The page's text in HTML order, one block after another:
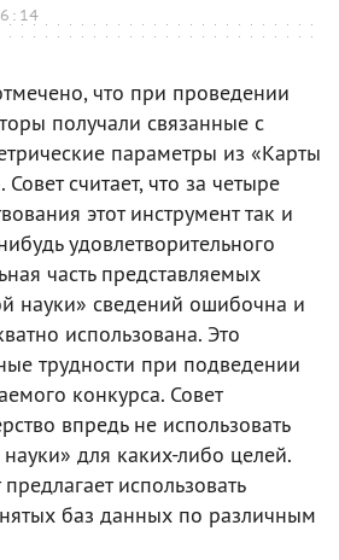
что при проведении
получали связанные с
параметры из «Карты
считает, что за четыре
этот инструмент так и
удовлетворительного
часть представляемых
науки» сведений ошибочна и
использована. Это
трудности при подведении
конкурса. Совет
впредь не использовать
для каких-либо целей.
использовать
баз данных по различным